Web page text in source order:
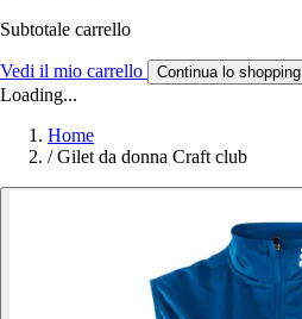
Subtotale carrello
Vedi il mio carrello Continua lo shopping
Loading...
Home
/ Gilet da donna Craft club